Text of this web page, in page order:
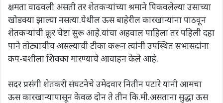
क्षमता वाढवली असती तर शेतकऱ्यांच्या श्रमाने पिकवलेल्या उसाच्या
खोडक्या झाल्या नसत्या.येथील ऊस बाहेरील कारखान्यांना पाठवून
शेतकऱ्यांची क्रूर चेष्टा सुरू आहे.यांचा अहवाल पाहिला तर पहिली दहा
पाने तोट्याचीच असल्याची टीका करून त्यांनी उपस्थित सभासदांना
कप-बशीला शिक्का मारण्याचे आवाहन केले आहे.
सदर प्रसंगी शेतकरी संघटनेचे उमेदवार नितीन पटारे यांनी आमचा
ऊस कारखान्यापासून केवळ दोन ते तीन कि.मी.असताना सुद्धा ऊस